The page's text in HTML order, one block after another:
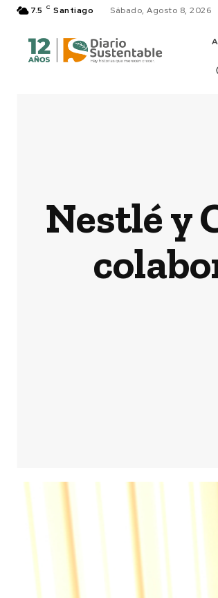
7.5 C Santiago Sábado, Agosto 8, 2026
Nestlé y